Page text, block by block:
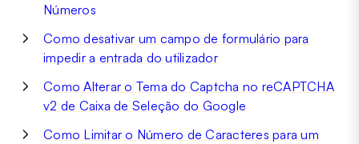
Números
Como desativar um campo de formulário para
impedir a entrada do utilizador
Como Alterar o Tema do Captcha no reCAPTCHA
v2 de Caixa de Seleção do Google
Como Limitar o Número de Caracteres para um